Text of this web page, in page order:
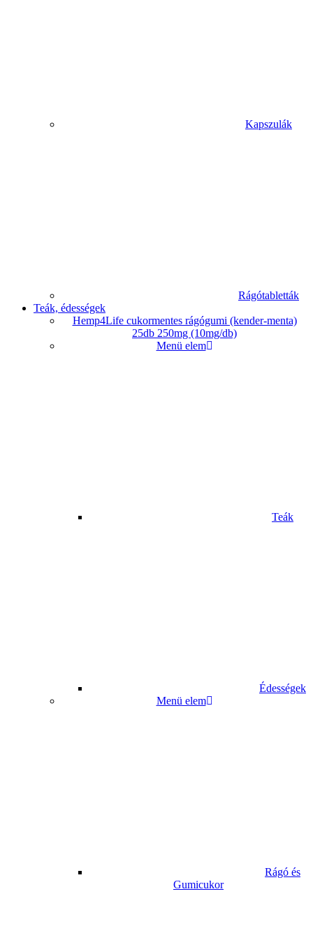
Kapszulák
Rágótabletták
Teák, édességek
Hemp4Life cukormentes rágógumi (kender-menta)
25db 250mg (10mg/db)
Menü elem
Teák
Édességek
Menü elem
Rágó és
Gumicukor